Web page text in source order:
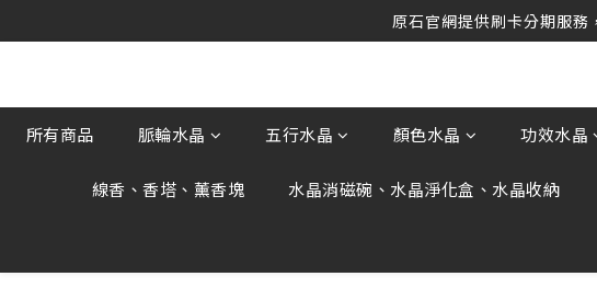
原石官網提供刷卡分期服
原石官網提供刷卡分期服
原石官網不會主動寄信要求顧客提供任何訂單資
原石官網提供刷卡分期服
所有商品 脈輪水晶 五行水晶 顏色水晶 功效水晶
線香、香塔、薰香塊 水晶消磁碗、水晶淨化盒、水晶收納